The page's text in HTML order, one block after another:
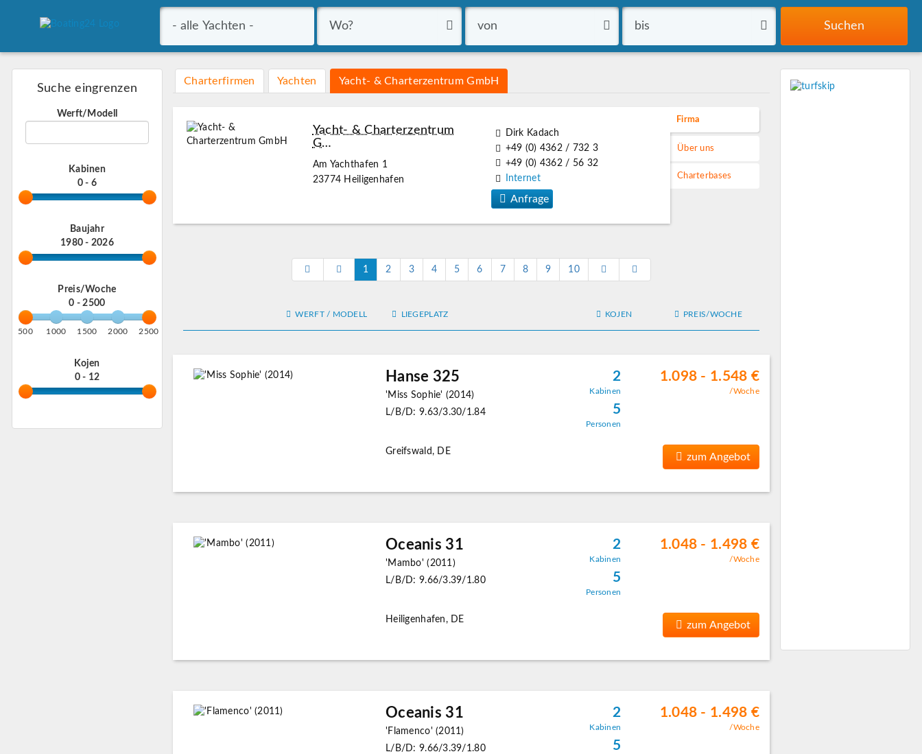
Suchen
Suche eingrenzen
Werft/Modell
Kabinen
0 - 6
Baujahr
1980 - 2026
Preis/Woche
0 - 2500
500 1000 1500 2000 2500
Kojen
0 - 12
Charterfirmen Yachten Yacht- & Charterzentrum GmbH
Yacht- & Charterzentrum
G…
Am Yachthafen 1
23774 Heiligenhafen
Dirk Kadach
+49 (0) 4362 / 732 3
+49 (0) 4362 / 56 32
Internet
Anfrage
Firma
Über uns
Charterbases
1 2 3 4 5 6 7 8 9 10
WERFT / MODELL LIEGEPLATZ KOJEN PREIS/WOCHE
Hanse 325
'Miss Sophie' (2014)
L/B/D: 9.63/3.30/1.84
2
Kabinen
5
Personen
1.098 - 1.548 €
/Woche
Greifswald, DE zum Angebot
Oceanis 31
'Mambo' (2011)
L/B/D: 9.66/3.39/1.80
2
Kabinen
5
Personen
1.048 - 1.498 €
/Woche
Heiligenhafen, DE zum Angebot
Oceanis 31
'Flamenco' (2011)
L/B/D: 9.66/3.39/1.80
2
Kabinen
5
1.048 - 1.498 €
/Woche